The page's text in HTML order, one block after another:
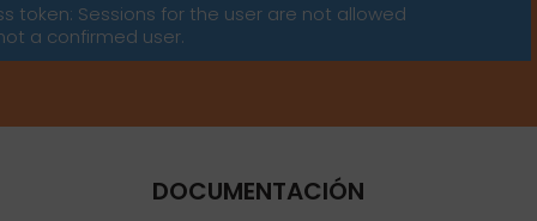
token: Sessions for the user are not allowed
a confirmed user.
DOCUMENTACIÓN